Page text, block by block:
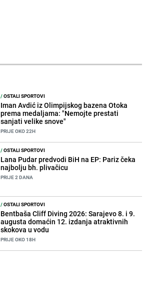
/OSTALI SPORTOVI
Iman Avdić iz Olimpijskog bazena Otoka
prema medaljama: "Nemojte prestati
sanjati velike snove"
PRIJE OKO 22H
/OSTALI SPORTOVI
Lana Pudar predvodi BiH na EP: Pariz čeka
najbolju bh. plivačicu
PRIJE 2 DANA
/OSTALI SPORTOVI
Bentbaša Cliff Diving 2026: Sarajevo 8. i 9.
augusta domaćin 12. izdanja atraktivnih
skokova u vodu
PRIJE OKO 18H